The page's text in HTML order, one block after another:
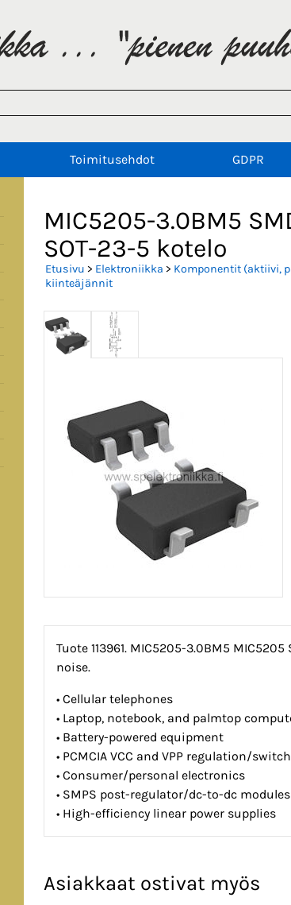
Toimitusehdot GDPR
MIC5205-3.0BM5
SOT-23-5 kotelo
Etusivu > Elektroniikka > Komponentit (aktiivi,
kiinteäjännit
Tuote 113961. MIC5205-3.0BM5
noise.
• Cellular telephones
• Laptop, notebook, and palmtop
• Battery-powered equipment
• PCMCIA VCC and VPP regulation/
• Consumer/personal electronics
• SMPS post-regulator/dc-to-dc modules
• High-efficiency linear power supplies
Asiakkaat ostivat myös